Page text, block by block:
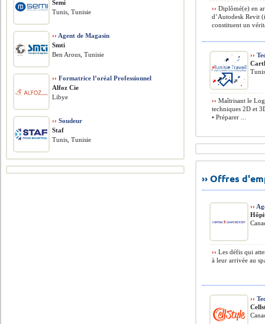
›› Diplômé(e) en
d’Autodesk Revit
constituent un
››
›› Maîtrisant le
techniques 2D et
• Préparer ...
›› Offres
››
›› Les défis qui
à leur arrivée au
››
Semi
Tunis, Tunisie
›› Agent de Magasin
Smti
Ben Arous, Tunisie
›› Formatrice l’oréal Professionnel
Alfoz Cie
Libye
›› Soudeur
Staf
Tunis, Tunisie